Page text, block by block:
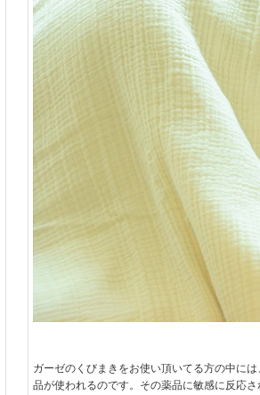
ガーゼのくびまきをお使い頂いてる方の中に
品が使われるのです。その薬品に敏感に反応さ